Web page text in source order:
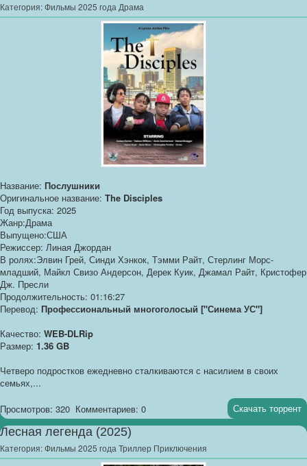
Категория:Фильмы 2025 года Драма
Название: Послушники
Оригинальное название: The Disciples
Год выпуска: 2025
Жанр:Драма
Выпущено:США
Режиссер: Линая Джордан
В ролях:Элвин Грей, Синди Хэнкок, Тэмми Райт, Стерлинг Морс-
младший, Майкл Свизо Андерсон, Дерек Куик, Джамал Райт, Кристофер
Дж. Пресли
Продолжительность: 01:16:27
Перевод: Профессиональный многоголосый ["Синема УС"]
Качество: WEB-DLRip
Размер: 1.36 GB
Четверо подростков ежедневно сталкиваются с насилием в своих
семьях,...
Просмотров: 320 Комментариев: 0 Скачать торрент
Лесная легенда (2025)
Категория:Фильмы 2025 года Триллер Приключения